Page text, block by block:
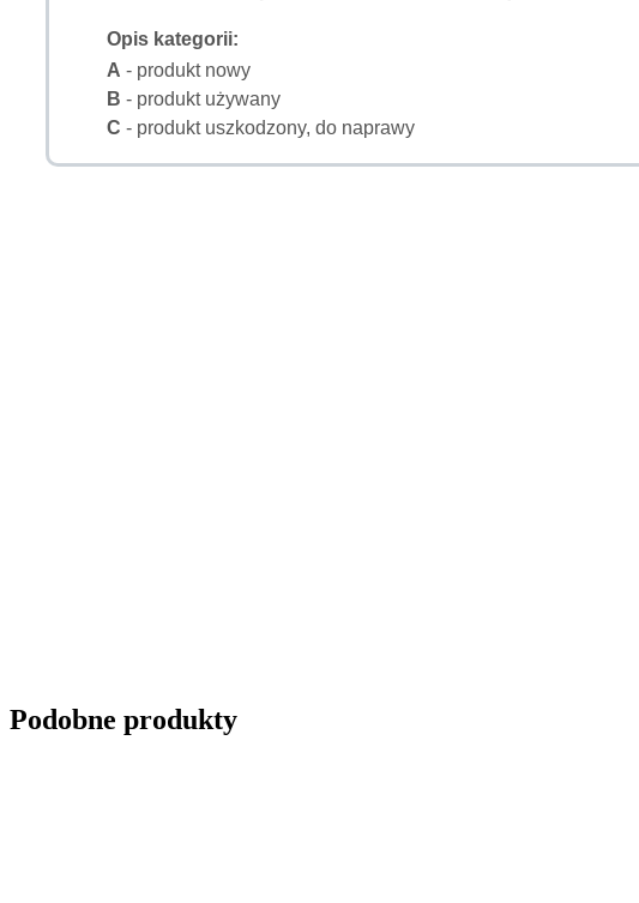
Opis kategorii:
A - produkt nowy
B - produkt używany
C - produkt uszkodzony, do naprawy
Podobne produkty